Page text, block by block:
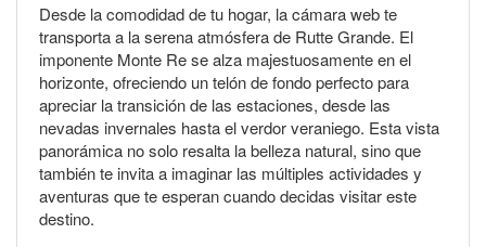
Desde la comodidad de tu hogar, la cámara web te
transporta a la serena atmósfera de Rutte Grande. El
imponente Monte Re se alza majestuosamente en el
horizonte, ofreciendo un telón de fondo perfecto para
apreciar la transición de las estaciones, desde las
nevadas invernales hasta el verdor veraniego. Esta vista
panorámica no solo resalta la belleza natural, sino que
también te invita a imaginar las múltiples actividades y
aventuras que te esperan cuando decidas visitar este
destino.